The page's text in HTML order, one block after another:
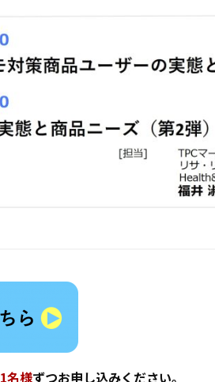
1名様ずつお申し込みください。